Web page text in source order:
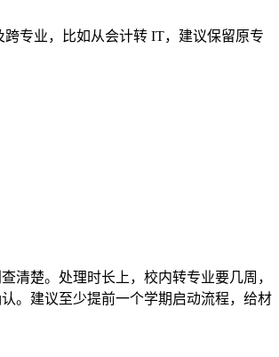
专业，比如从会计转 IT，建议保留原专
清楚。处理时长上，校内转专业要几周，
。建议至少提前一个学期启动流程，给材